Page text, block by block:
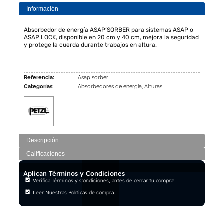
Información
Descripción
Calificaciones
Absorbedor de energía ASAP’SORBER para sistemas ASAP o
ASAP LOCK, disponible en 20 cm y 40 cm, mejora la seguridad
y protege la cuerda durante trabajos en altura.
Referencia:
Asap sorber
Categorías:
Absorbedores de energía, Alturas
Aplican Términos y Condiciones
Verifica Términos y Condiciones, antes de cerrar tu compra!
Leer Nuestras Políticas de compra.